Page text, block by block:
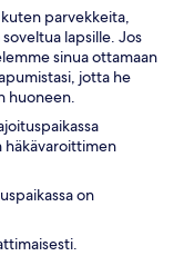
kuten parvekkeita,
lapsille. Jos
sinua ottamaan
jotta he
huoneen.
häkävaroittimen
on